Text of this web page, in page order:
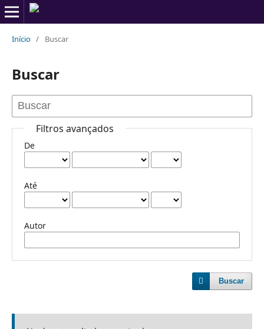
Início / Buscar
Buscar
Filtros avançados
De
Até
Autor
Buscar